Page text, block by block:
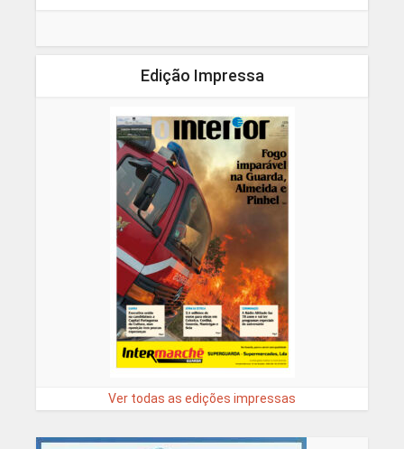
Edição Impressa
Ver todas as edições impressas